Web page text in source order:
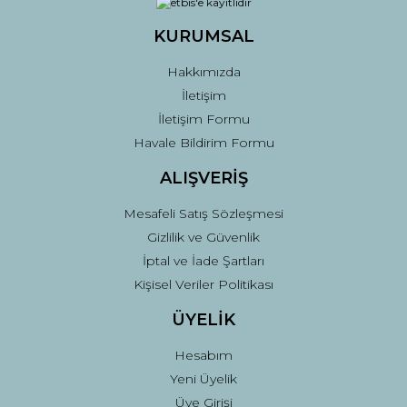
Gönder
KURUMSAL
Hakkımızda
İletişim
İletişim Formu
Havale Bildirim Formu
ALIŞVERİŞ
Mesafeli Satış Sözleşmesi
Gizlilik ve Güvenlik
İptal ve İade Şartları
Kişisel Veriler Politikası
ÜYELİK
Hesabım
Yeni Üyelik
Üye Girişi